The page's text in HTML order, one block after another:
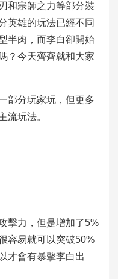
和宗師之力等部分裝
英雄的玩法已經不同
半肉，而李白卻開始
？今天齊齊就和大家
部分玩家玩，但更多
流玩法。
擊力，但是增加了5%
容易就可以突破50%
才會有暴擊李白出